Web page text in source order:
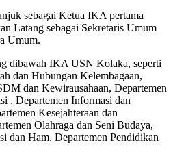
sebagai Ketua IKA pertama
Latang sebagai Sekretaris Umum
Umum.
dibawah IKA USN Kolaka, seperti
dan Hubungan Kelembagaan,
dan Kewirausahaan, Departemen
, Departemen Informasi dan
Kesejahteraan dan
Olahraga dan Seni Budaya,
dan Ham, Departemen Pendidikan